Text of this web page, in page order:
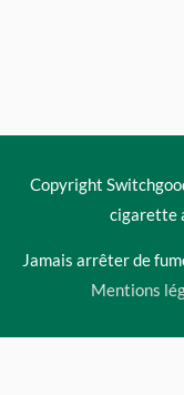
Copyright
cigarette
Jamais arrêter de
Mentions